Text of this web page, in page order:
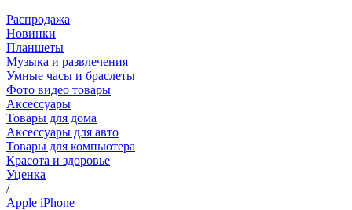
Распродажа
Новинки
Планшеты
Музыка и развлечения
Умные часы и браслеты
Фото видео товары
Аксессуары
Товары для дома
Аксессуары для авто
Товары для компьютера
Красота и здоровье
Уценка
/
Apple iPhone